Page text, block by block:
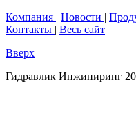
Компания | Новости |
Контакты | Весь сайт
Вверх
Гидравлик Инжиниринг